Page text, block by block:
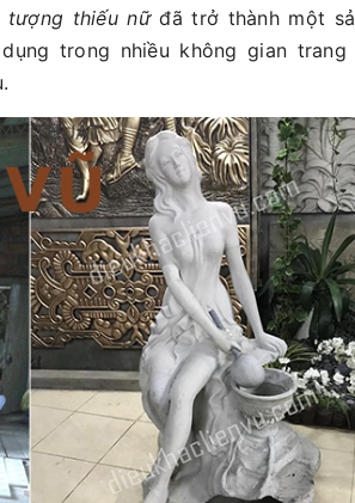
tượng thiếu nữđã trở thành một
trong nhiều không gian